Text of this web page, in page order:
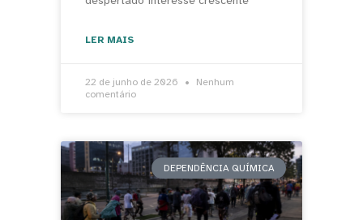
LER MAIS
22 de junho de 2026
Nenhum
comentário
DEPENDÊNCIA QUÍMICA